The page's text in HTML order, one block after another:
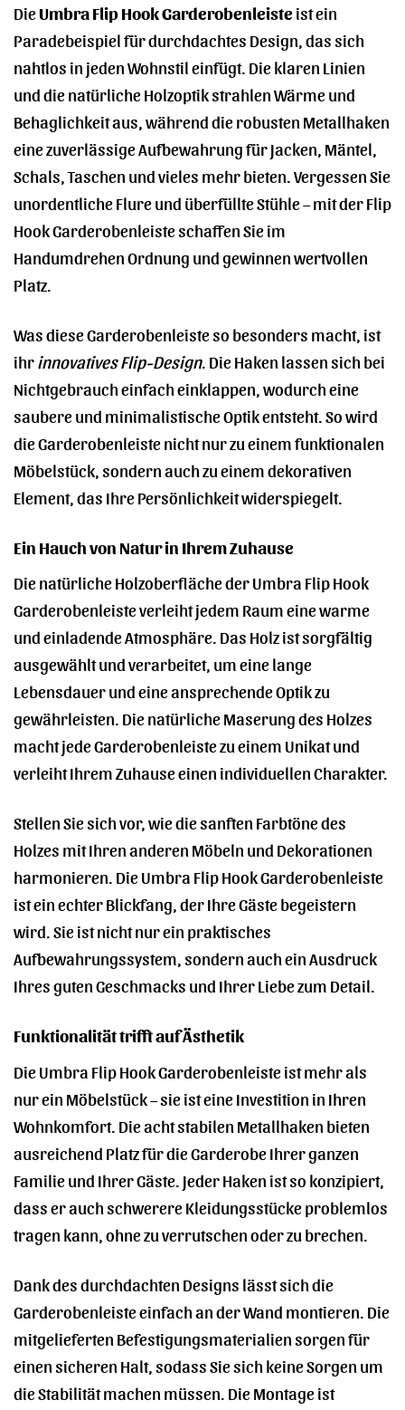
DieUmbra Flip Hook Garderobenleisteist ein
Paradebeispiel für durchdachtes Design, das sich
nahtlos in jeden Wohnstil einfügt. Die klaren Linien
und die natürliche Holzoptik strahlen Wärme und
Behaglichkeit aus, während die robusten Metallhaken
eine zuverlässige Aufbewahrung für Jacken, Mäntel,
Schals, Taschen und vieles mehr bieten. Vergessen Sie
unordentliche Flure und überfüllte Stühle – mit der Flip
Hook Garderobenleiste schaffen Sie im
Handumdrehen Ordnung und gewinnen wertvollen
Platz.
Was diese Garderobenleiste so besonders macht, ist
ihrinnovatives Flip-Design. Die Haken lassen sich bei
Nichtgebrauch einfach einklappen, wodurch eine
saubere und minimalistische Optik entsteht. So wird
die Garderobenleiste nicht nur zu einem funktionalen
Möbelstück, sondern auch zu einem dekorativen
Element, das Ihre Persönlichkeit widerspiegelt.
Ein Hauch von Natur in Ihrem Zuhause
Die natürliche Holzoberfläche der Umbra Flip Hook
Garderobenleiste verleiht jedem Raum eine warme
und einladende Atmosphäre. Das Holz ist sorgfältig
ausgewählt und verarbeitet, um eine lange
Lebensdauer und eine ansprechende Optik zu
gewährleisten. Die natürliche Maserung des Holzes
macht jede Garderobenleiste zu einem Unikat und
verleiht Ihrem Zuhause einen individuellen Charakter.
Stellen Sie sich vor, wie die sanften Farbtöne des
Holzes mit Ihren anderen Möbeln und Dekorationen
harmonieren. Die Umbra Flip Hook Garderobenleiste
ist ein echter Blickfang, der Ihre Gäste begeistern
wird. Sie ist nicht nur ein praktisches
Aufbewahrungssystem, sondern auch ein Ausdruck
Ihres guten Geschmacks und Ihrer Liebe zum Detail.
Funktionalität trifft auf Ästhetik
Die Umbra Flip Hook Garderobenleiste ist mehr als
nur ein Möbelstück – sie ist eine Investition in Ihren
Wohnkomfort. Die acht stabilen Metallhaken bieten
ausreichend Platz für die Garderobe Ihrer ganzen
Familie und Ihrer Gäste. Jeder Haken ist so konzipiert,
dass er auch schwerere Kleidungsstücke problemlos
tragen kann, ohne zu verrutschen oder zu brechen.
Dank des durchdachten Designs lässt sich die
Garderobenleiste einfach an der Wand montieren. Die
mitgelieferten Befestigungsmaterialien sorgen für
einen sicheren Halt, sodass Sie sich keine Sorgen um
die Stabilität machen müssen. Die Montage ist